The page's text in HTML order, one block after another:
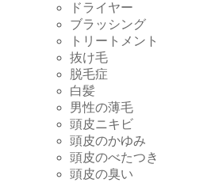
ドライヤー
ブラッシング
トリートメント
抜け毛
脱毛症
白髪
男性の薄毛
頭皮ニキビ
頭皮のかゆみ
頭皮のべたつき
頭皮の臭い